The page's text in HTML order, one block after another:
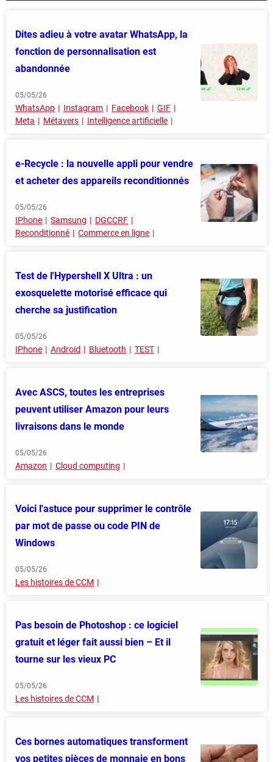
Dites adieu à votre avatar WhatsApp, la
fonction de personnalisation est
abandonnée
05/05/26
WhatsApp Instagram Facebook
GIF
Meta
Métavers Intelligence artificielle
e-Recycle : la nouvelle appli pour vendre
et acheter des appareils reconditionnés
05/05/26
IPhone Samsung
DGCCRF
Reconditionné
Commerce en ligne
Test de l'Hypershell X Ultra : un
exosquelette motorisé efficace qui
cherche sa justification
05/05/26
IPhone Android Bluetooth TEST
Avec ASCS, toutes les entreprises
peuvent utiliser Amazon pour leurs
livraisons dans le monde
05/05/26
Amazon Cloud computing
Voici l'astuce pour supprimer le contrôle
par mot de passe ou code PIN de
Windows
05/05/26
Les histoires de CCM
Pas besoin de Photoshop : ce logiciel
gratuit et léger fait aussi bien – Et il
tourne sur les vieux PC
05/05/26
Les histoires de CCM
Ces bornes automatiques transforment
vos petites pièces de monnaie en bons